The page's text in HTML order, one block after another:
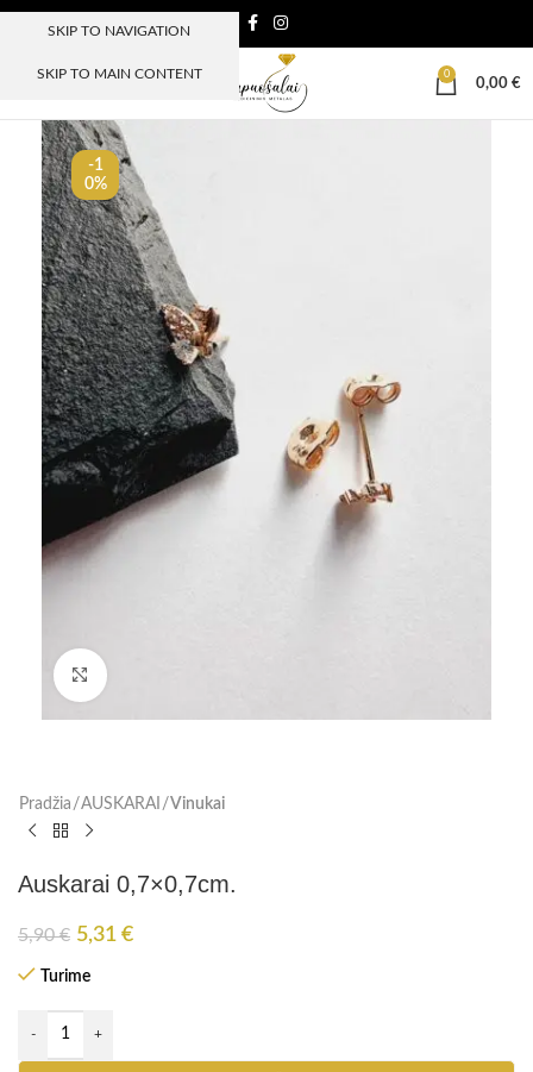
SKIP TO NAVIGATION
SKIP TO MAIN CONTENT
MENIU
0
0,00 €
-1
0%
Pradžia AUSKARAI Vinukai
Auskarai 0,7×0,7cm.
5,90€ 5,31 €
Turime